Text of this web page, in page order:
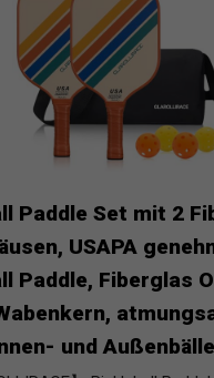
Paddle Set mit 2
USAPA
Paddle, Fiberglas
und